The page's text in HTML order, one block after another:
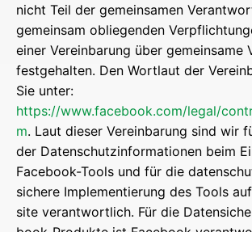
nicht Teil der gemein­sa­men
gemein­sam oblie­gen­den
einer Ver­ein­ba­rung über gemein­sa­me
fest­ge­hal­ten. Den Wort­laut der
Sie unter:
https://www.facebook.com/legal/
m. Laut die­ser Ver­ein­ba­rung sind wir
der Daten­schutz­in­for­ma­tio­nen beim
Face­book-Tools und für die
siche­re Imple­men­tie­rung des Tools
site ver­ant­wort­lich. Für die